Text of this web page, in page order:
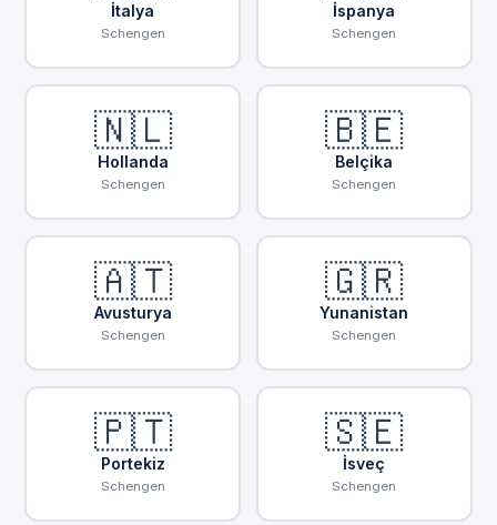
İtalya
Schengen
İspanya
Schengen
🇳🇱
Hollanda
Schengen
🇧🇪
Belçika
Schengen
🇦🇹
Avusturya
Schengen
🇬🇷
Yunanistan
Schengen
🇵🇹
Portekiz
Schengen
🇸🇪
İsveç
Schengen